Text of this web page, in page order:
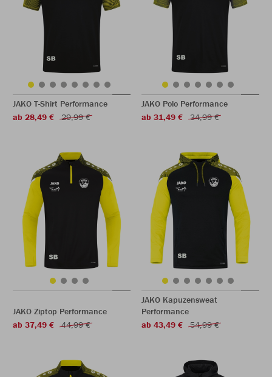
JAKO T-Shirt Performance
ab 28,49 €
29,99 €
JAKO Polo Performance
ab 31,49 €
34,99 €
JAKO Ziptop Performance
ab 37,49 €
44,99 €
JAKO Kapuzensweat
Performance
ab 43,49 €
54,99 €